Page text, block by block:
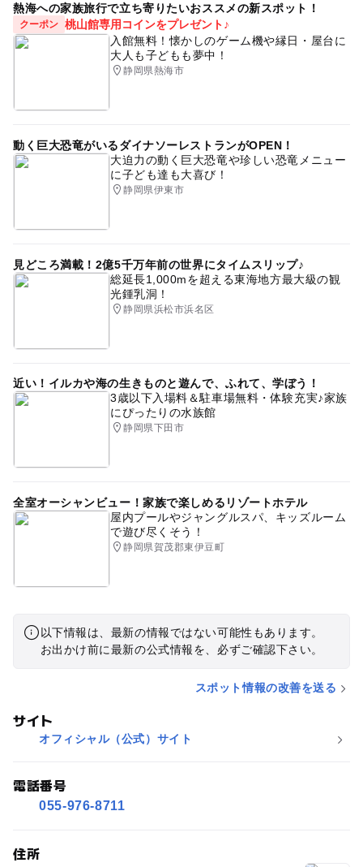
熱海への家族旅行で立ち寄りたいおススメの新スポット！
クーポン 桃山館専用コインをプレゼント♪
入館無料！懐かしのゲーム機や縁日・屋台に
大人も子どもも夢中！
静岡県熱海市
動く巨大恐竜がいるダイナソーレストランがOPEN！
大迫力の動く巨大恐竜や珍しい恐竜メニュー
に子ども達も大喜び！
静岡県伊東市
見どころ満載！2億5千万年前の世界にタイムスリップ♪
総延長1,000mを超える東海地方最大級の観
光鍾乳洞！
静岡県浜松市浜名区
近い！イルカや海の生きものと遊んで、ふれて、学ぼう！
3歳以下入場料＆駐車場無料・体験充実♪家族
にぴったりの水族館
静岡県下田市
全室オーシャンビュー！家族で楽しめるリゾートホテル
屋内プールやジャングルスパ、キッズルーム
で遊び尽くそう！
静岡県賀茂郡東伊豆町
以下情報は、最新の情報ではない可能性もあります。
お出かけ前に最新の公式情報を、必ずご確認下さい。
スポット情報の改善を送る
サイト
オフィシャル（公式）サイト
電話番号
055-976-8711
住所